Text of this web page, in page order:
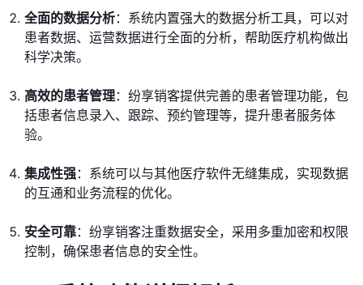
全面的数据分析：系统内置强大的数据分析工具，可以对
患者数据、运营数据进行全面的分析，帮助医疗机构做出
科学决策。
高效的患者管理：纷享销客提供完善的患者管理功能，包
括患者信息录入、跟踪、预约管理等，提升患者服务体
验。
集成性强：系统可以与其他医疗软件无缝集成，实现数据
的互通和业务流程的优化。
安全可靠：纷享销客注重数据安全，采用多重加密和权限
控制，确保患者信息的安全性。